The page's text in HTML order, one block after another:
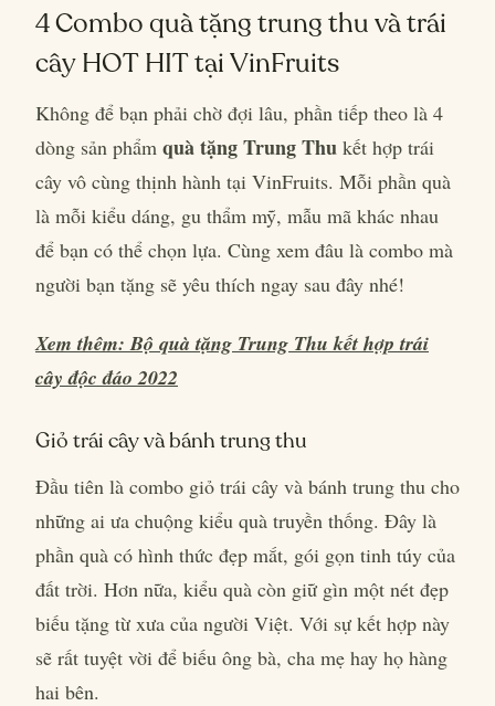
4 Combo quà tặng trung thu và trái
cây HOT HIT tại VinFruits
Không để bạn phải chờ đợi lâu, phần tiếp theo là 4
dòng sản phẩm quà tặng Trung Thu kết hợp trái
cây vô cùng thịnh hành tại VinFruits. Mỗi phần quà
là mỗi kiểu dáng, gu thẩm mỹ, mẫu mã khác nhau
để bạn có thể chọn lựa. Cùng xem đâu là combo mà
người bạn tặng sẽ yêu thích ngay sau đây nhé!
Xem thêm: Bộ quà tặng Trung Thu kết hợp trái
cây độc đáo 2022
Giỏ trái cây và bánh trung thu
Đầu tiên là combo giỏ trái cây và bánh trung thu cho
những ai ưa chuộng kiểu quà truyền thống. Đây là
phần quà có hình thức đẹp mắt, gói gọn tinh túy của
đất trời. Hơn nữa, kiểu quà còn giữ gìn một nét đẹp
biếu tặng từ xưa của người Việt. Với sự kết hợp này
sẽ rất tuyệt vời để biếu ông bà, cha mẹ hay họ hàng
hai bên.